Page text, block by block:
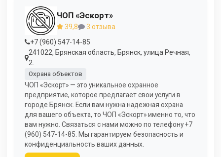
ЧОП «Эскорт»
39,8
3 отзыва
+7 (960) 547-14-85
241022, Брянская область, Брянск, улица Речная,
2.
Охрана объектов
ЧОП «Эскорт» — это уникальное охранное
предприятие, которое предлагает свои услуги в
городе Брянск. Если вам нужна надежная охрана
для вашего объекта, то ЧОП «Эскорт» именно то, что
вам нужно. Связаться с нами можно по телефону +7
(960) 547-14-85. Мы гарантируем безопасность и
конфиденциальность ваших данных.